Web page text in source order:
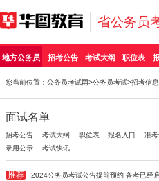
省公务员
地方公务员 招考公告 考试大纲 职位表
您当前位置： 公务员考试网>公务员考试>招考信息
面试名单
招考公告 考试大纲 职位表 报名入口 准
录用公示
考试快讯
推荐 2024公务员考试公告提前预约 备考已经